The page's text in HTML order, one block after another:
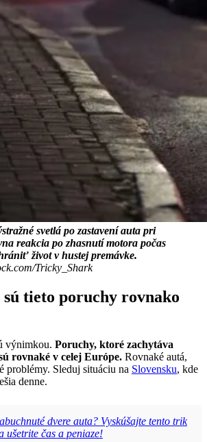
svetlá po zastavení auta pri
reakcia po zhasnutí motora počas
život v hustej premávke.
Tricky_Shark
sú tieto poruchy rovnako
výnimkou. Poruchy, ktoré zachytáva
rovnaké v celej Európe. Rovnaké autá,
problémy. Sleduj situáciu na Slovensku, kde
denne.
dvere auta? Vyskúšajte tento trik
ušetrite čas a peniaze!